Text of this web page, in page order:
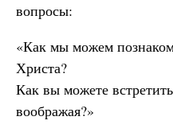
вопросы:
«Как мы можем
Христа?
Как вы можете
воображая?»